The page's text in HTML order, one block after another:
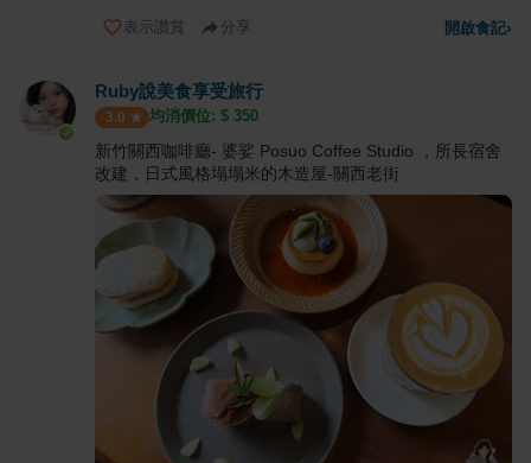
表示讚賞 分享 開啟食記›
Ruby說美食享受旅行
3.0 均消價位: $ 350
新竹關西咖啡廳- 婆娑 Posuo Coffee Studio ，所長宿舍
改建，日式風格塌塌米的木造屋-關西老街